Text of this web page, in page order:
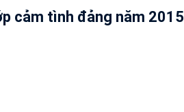
cảm tình đảng năm 2015